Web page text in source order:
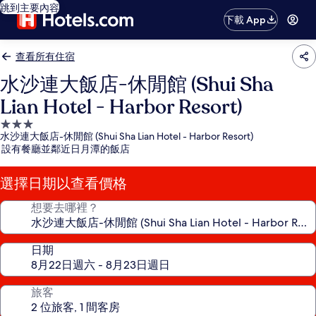
跳到主要內容
下載 App
查看所有住宿
水沙連大飯店-休閒館 (Shui Sha
Lian Hotel - Harbor Resort)
3.0
星
級
住
宿
水沙連大飯店-休閒館 (Shui Sha Lian Hotel - Harbor Resort)
設有餐廳並鄰近日月潭的飯店
選擇日期以查看價格
想要去哪裡？
日期
旅客